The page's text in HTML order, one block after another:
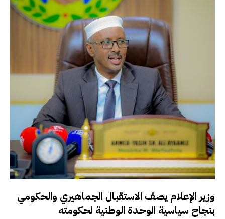
وزير الإعلام يصف الاستقبال الجماهيري والحكومي
بنجاح سياسية الوحدة الوطنية لحكومته